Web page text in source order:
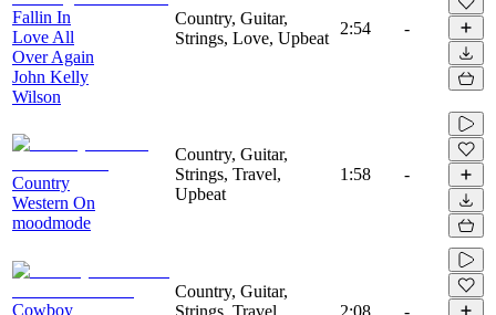
Fallin In
Love All
Over Again
John Kelly
Wilson
Country, Guitar,
Strings, Love, Upbeat
2:54 -
Country
Western On
moodmode
Country, Guitar,
Strings, Travel,
Upbeat
1:58 -
Cowboy
Country, Guitar,
Strings, Travel,
2:08 -